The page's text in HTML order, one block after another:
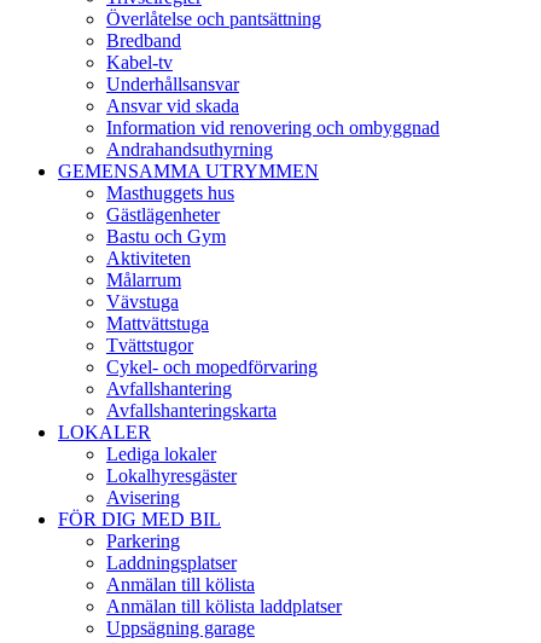
Överlåtelse och pantsättning
Bredband
Kabel-tv
Underhållsansvar
Ansvar vid skada
Information vid renovering och ombyggnad
Andrahandsuthyrning
GEMENSAMMA UTRYMMEN
Masthuggets hus
Gästlägenheter
Bastu och Gym
Aktiviteten
Målarrum
Vävstuga
Mattvättstuga
Tvättstugor
Cykel- och mopedförvaring
Avfallshantering
Avfallshanteringskarta
LOKALER
Lediga lokaler
Lokalhyresgäster
Avisering
FÖR DIG MED BIL
Parkering
Laddningsplatser
Anmälan till kölista
Anmälan till kölista laddplatser
Uppsägning garage